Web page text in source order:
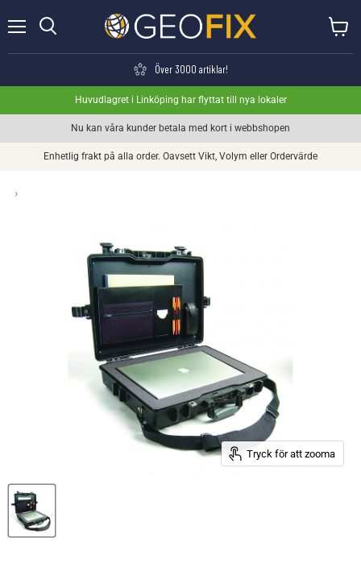
Över 3000 artiklar!
Huvudlagret i Linköping har flyttat till nya lokaler
Nu kan våra kunder betala med kort i webbshopen
Enhetlig frakt på alla order. Oavsett Vikt, Volym eller Ordervärde
›
Tryck för att zooma